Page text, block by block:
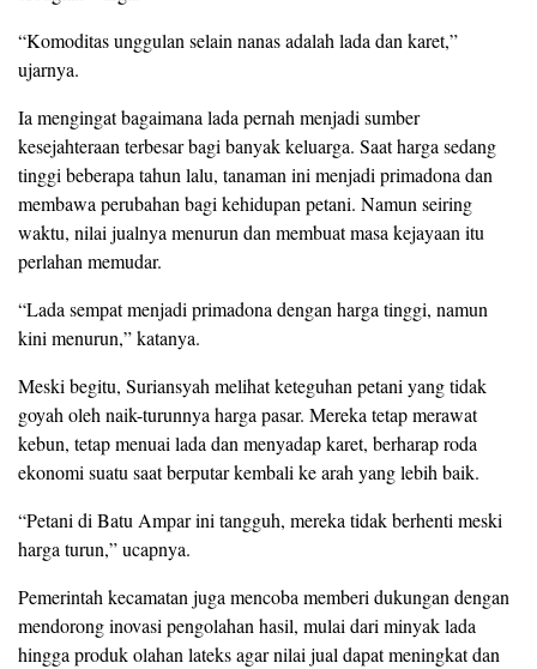
“Komoditas unggulan selain nanas adalah lada dan karet,”
ujarnya.
Ia mengingat bagaimana lada pernah menjadi sumber
kesejahteraan terbesar bagi banyak keluarga. Saat harga sedang
tinggi beberapa tahun lalu, tanaman ini menjadi primadona dan
membawa perubahan bagi kehidupan petani. Namun seiring
waktu, nilai jualnya menurun dan membuat masa kejayaan itu
perlahan memudar.
“Lada sempat menjadi primadona dengan harga tinggi, namun
kini menurun,” katanya.
Meski begitu, Suriansyah melihat keteguhan petani yang tidak
goyah oleh naik-turunnya harga pasar. Mereka tetap merawat
kebun, tetap menuai lada dan menyadap karet, berharap roda
ekonomi suatu saat berputar kembali ke arah yang lebih baik.
“Petani di Batu Ampar ini tangguh, mereka tidak berhenti meski
harga turun,” ucapnya.
Pemerintah kecamatan juga mencoba memberi dukungan dengan
mendorong inovasi pengolahan hasil, mulai dari minyak lada
hingga produk olahan lateks agar nilai jual dapat meningkat dan